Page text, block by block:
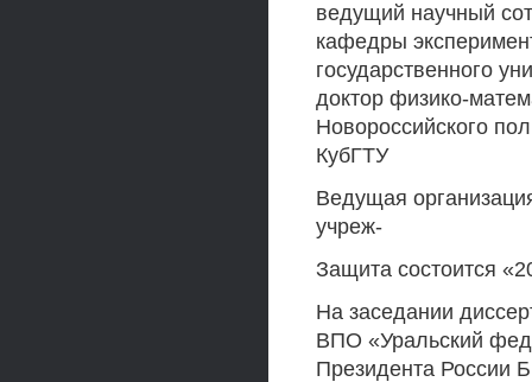
ведущий научный
кафедры
государственного
доктор физико-
Новороссийского
КубГТУ
Ведущая
учреж-
Защита состоится
На заседании
ВПО «Уральский
Президента России